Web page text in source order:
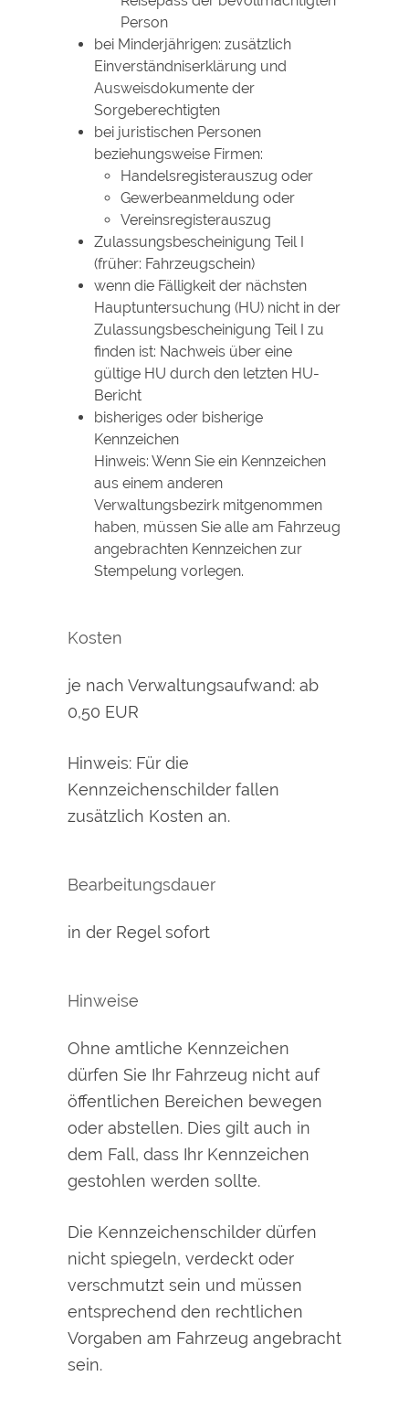
Person
bei Minderjährigen: zusätzlich
Einverständniserklärung und
Ausweisdokumente der
Sorgeberechtigten
bei juristischen Personen
beziehungsweise Firmen:
Handelsregisterauszug oder
Gewerbeanmeldung oder
Vereinsregisterauszug
Zulassungsbescheinigung Teil I
(früher: Fahrzeugschein)
wenn die Fälligkeit der nächsten
Hauptuntersuchung (HU) nicht in der
Zulassungsbescheinigung Teil I zu
finden ist: Nachweis über eine
gültige HU durch den letzten HU-
Bericht
bisheriges oder bisherige
Kennzeichen
Hinweis: Wenn Sie ein Kennzeichen
aus einem anderen
Verwaltungsbezirk mitgenommen
haben, müssen Sie alle am Fahrzeug
angebrachten Kennzeichen zur
Stempelung vorlegen.
Kosten
je nach Verwaltungsaufwand: ab
0,50 EUR
Hinweis: Für die
Kennzeichenschilder fallen
zusätzlich Kosten an.
Bearbeitungsdauer
in der Regel sofort
Hinweise
Ohne amtliche Kennzeichen
dürfen Sie Ihr Fahrzeug nicht auf
öffentlichen Bereichen bewegen
oder abstellen. Dies gilt auch in
dem Fall, dass Ihr Kennzeichen
gestohlen werden sollte.
Die Kennzeichenschilder dürfen
nicht spiegeln, verdeckt oder
verschmutzt sein und müssen
entsprechend den rechtlichen
Vorgaben am Fahrzeug angebracht
sein.